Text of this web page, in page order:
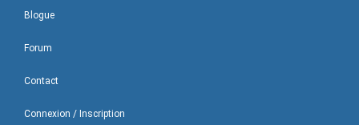
Blogue
Forum
Contact
Connexion / Inscription